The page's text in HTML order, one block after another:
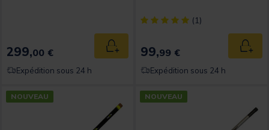
299,00 € Ajouter au panier
Expédition sous 24 h
[object Object] out of 5
(1)
99,99 €
Expédition sous 24 h
NOUVEAU NOUVEAU